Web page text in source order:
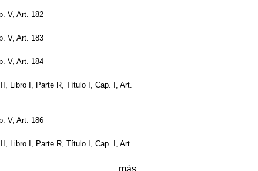
V, Art. 182
V, Art. 183
V, Art. 184
Libro I, Parte R, Título I, Cap. I, Art.
V, Art. 186
Libro I, Parte R, Título I, Cap. I, Art.
más